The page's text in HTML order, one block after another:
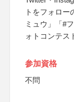
トをフォロー
ミュウ」「#
ォトコンテス
参加資格
不問